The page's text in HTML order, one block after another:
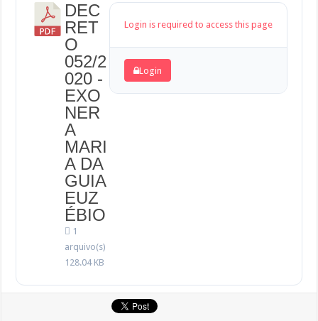
DEC
RET
O
052/2
020 -
EXO
NER
A
MARI
A DA
GUIA
EUZ
ÉBIO
1
arquivo(s)
128.04 KB
Login is required to access this page
Login